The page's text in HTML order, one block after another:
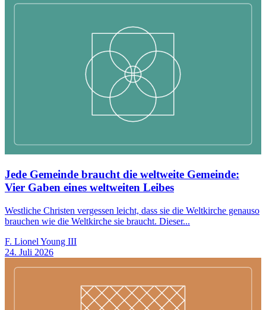
Jede Gemeinde braucht die weltweite Gemeinde:
Vier Gaben eines weltweiten Leibes
Westliche Christen vergessen leicht, dass sie die Weltkirche genauso
brauchen wie die Weltkirche sie braucht. Dieser...
F. Lionel Young III
24. Juli 2026